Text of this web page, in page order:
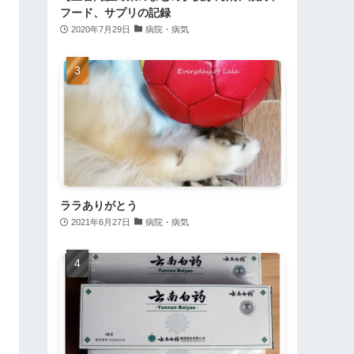
フード、サプリの記録
2020年7月29日 病院・病気
ララありがとう
2021年6月27日 病院・病気